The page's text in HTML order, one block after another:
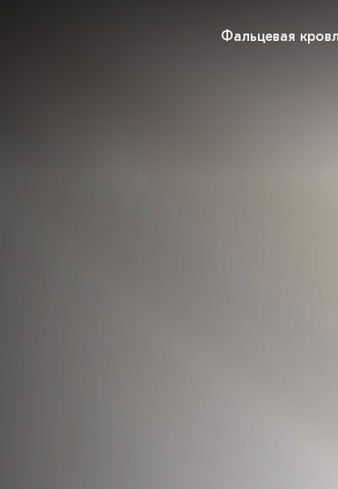
Фальцевая